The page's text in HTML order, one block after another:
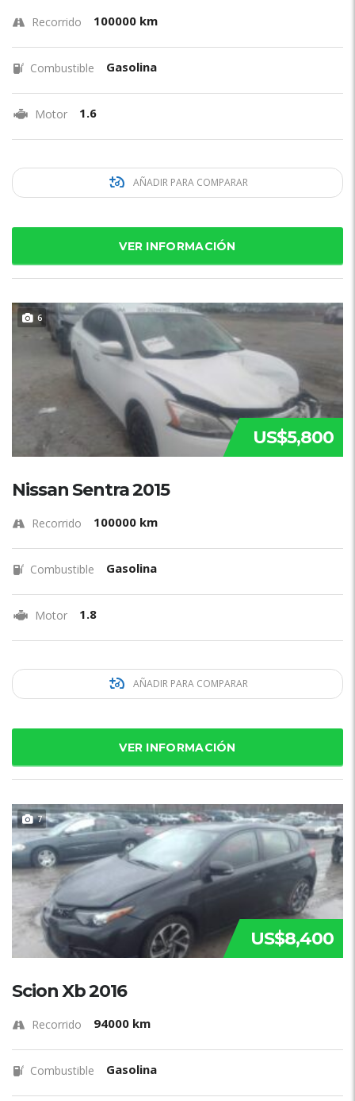
Recorrido 100000 km
Combustible Gasolina
Motor 1.6
AÑADIR PARA COMPARAR
VER INFORMACIÓN
6
US$5,800
Nissan Sentra 2015
Recorrido 100000 km
Combustible Gasolina
Motor 1.8
AÑADIR PARA COMPARAR
VER INFORMACIÓN
7
US$8,400
Scion Xb 2016
Recorrido 94000 km
Combustible Gasolina